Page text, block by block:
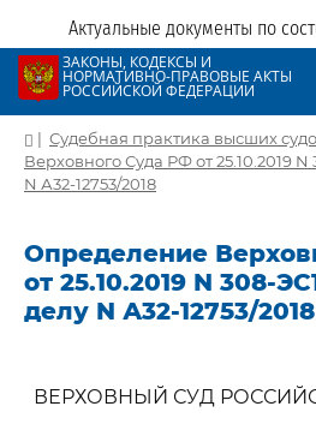
Актуальные документы по
ЗАКОНЫ, КОДЕКСЫ И
НОРМАТИВНО-ПРАВОВЫЕ АКТЫ
РОССИЙСКОЙ ФЕДЕРАЦИИ
| Судебная практика высших
Верховного Суда РФ от 25.10.2019
N А32-12753/2018
Определение
от 25.10.2019 N 308-
делу N А32-12753/2018
ВЕРХОВНЫЙ СУД